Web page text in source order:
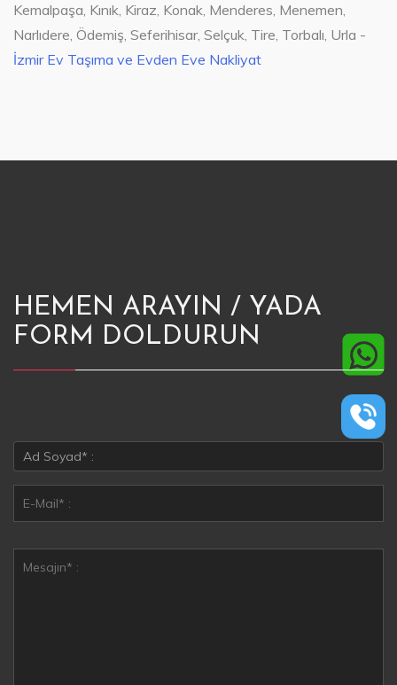
Kemalpaşa, Kınık, Kiraz, Konak, Menderes, Menemen,
Narlıdere, Ödemiş, Seferihisar, Selçuk, Tire, Torbalı, Urla -
İzmir Ev Taşıma ve Evden Eve Nakliyat
HEMEN ARAYIN / YADA
FORM DOLDURUN